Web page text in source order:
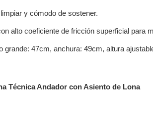
y cómodo de sostener.
alto coeficiente de fricción superficial para
grande: 47cm, anchura: 49cm, altura
Técnica Andador con Asiento de Lona